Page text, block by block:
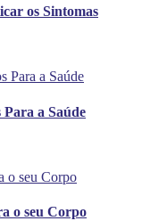
os Sintomas
Para a Saúde
o seu Corpo